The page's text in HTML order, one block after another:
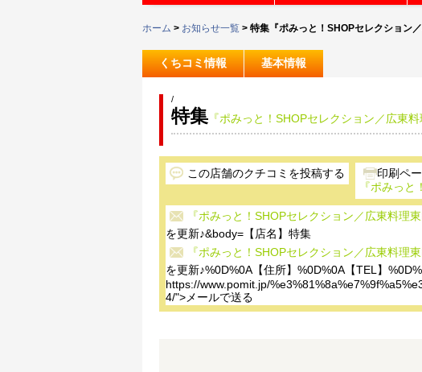
ホーム > お知らせ一覧 > 特集『ポみっと！SHOPセレクション
くちコミ情報 基本情報
/
特集 『ポみっと！SHOPセレクション／広東料
この店舗のクチコミを投稿する
『ポみっ
『ポみっと！SHOPセレクション／広東料理東
を更新♪&body=【店名】特集
『ポみっと！SHOPセレクション／広東料理東
を更新♪%0D%0A【住所】%0D%0A【TEL】
https://www.pomit.jp/
4/">メールで送る